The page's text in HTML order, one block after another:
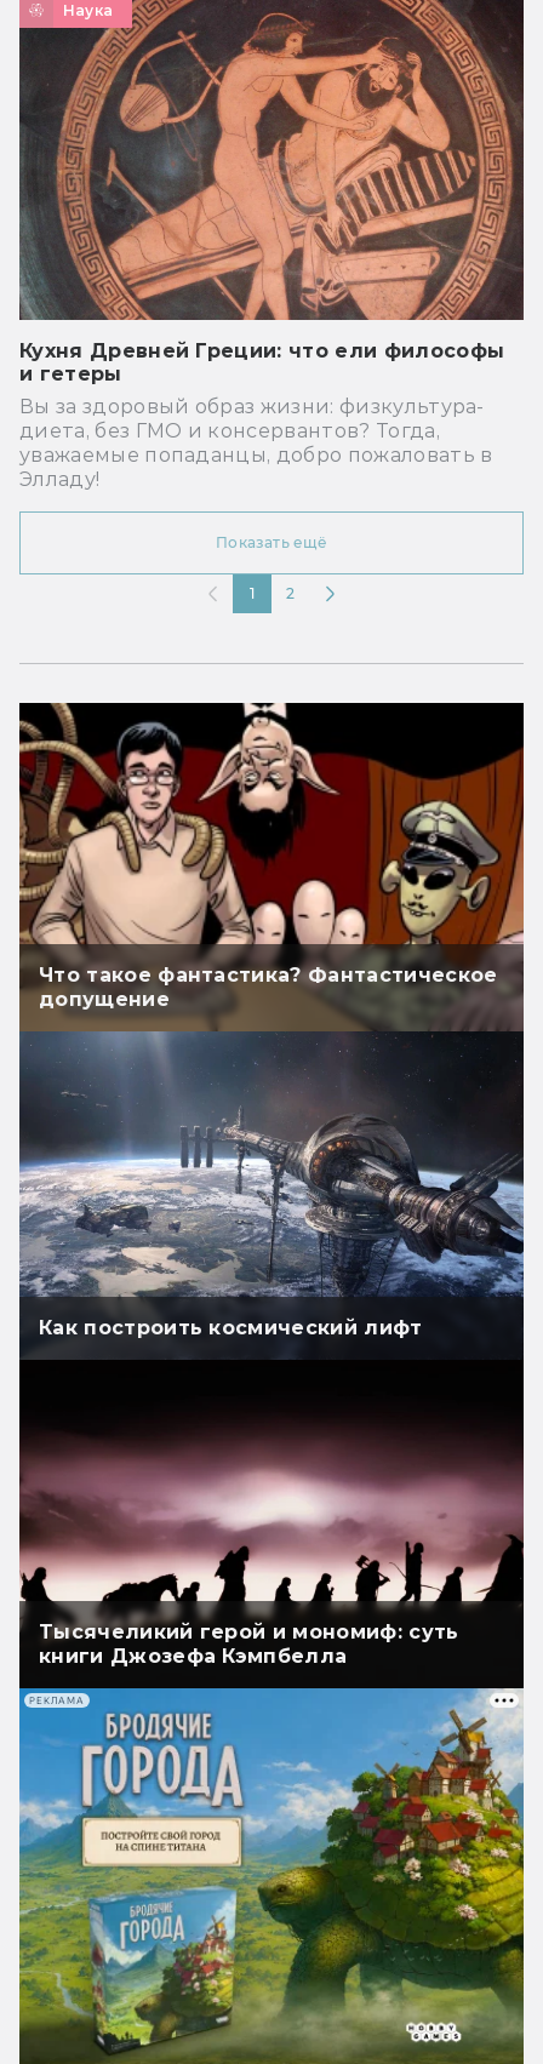
Наука
Кухня Древней Греции: что ели философы
и гетеры
Вы за здоровый образ жизни: физкультура-
диета, без ГМО и консервантов? Тогда,
уважаемые попаданцы, добро пожаловать в
Элладу!
Показать ещё
1 2
Что такое фантастика? Фантастическое
допущение
Как построить космический лифт
Тысячеликий герой и мономиф: суть
книги Джозефа Кэмпбелла
РЕКЛАМА